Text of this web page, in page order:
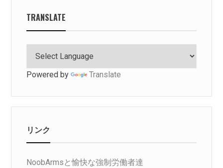
TRANSLATE
Powered by Translate
リンク
NoobArmsと愉快な強制労働者達